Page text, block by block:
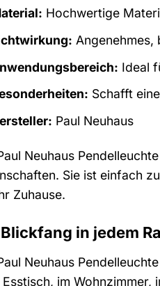
Hochwertige
Ideal
Schafft
Paul Neuhaus
Neuhaus
Sie ist einfach
Zuhause.
Blickfang in jedem
Neuhaus
Esstisch, im